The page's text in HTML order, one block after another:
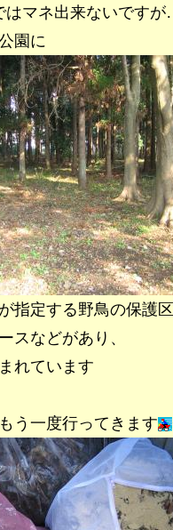
はマネ出来ないで
園に
指定する野鳥の保護
スなどがあり、
れています
う一度行ってきます